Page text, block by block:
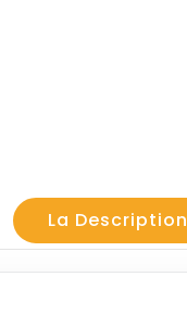
La Description